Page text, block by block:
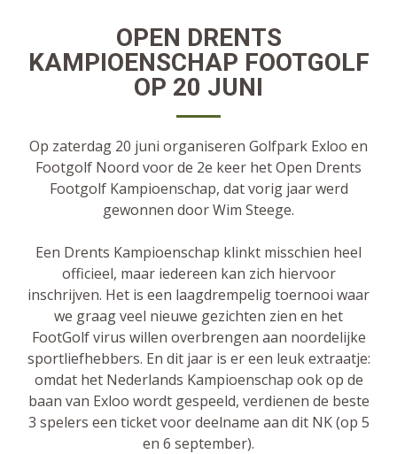
OPEN DRENTS
KAMPIOENSCHAP FOOTGOLF
OP 20 JUNI
Op zaterdag 20 juni organiseren Golfpark Exloo en
Footgolf Noord voor de 2e keer het Open Drents
Footgolf Kampioenschap, dat vorig jaar werd
gewonnen door Wim Steege.
Een Drents Kampioenschap klinkt misschien heel
officieel, maar iedereen kan zich hiervoor
inschrijven. Het is een laagdrempelig toernooi waar
we graag veel nieuwe gezichten zien en het
FootGolf virus willen overbrengen aan noordelijke
sportliefhebbers. En dit jaar is er een leuk extraatje:
omdat het Nederlands Kampioenschap ook op de
baan van Exloo wordt gespeeld, verdienen de beste
3 spelers een ticket voor deelname aan dit NK (op 5
en 6 september).